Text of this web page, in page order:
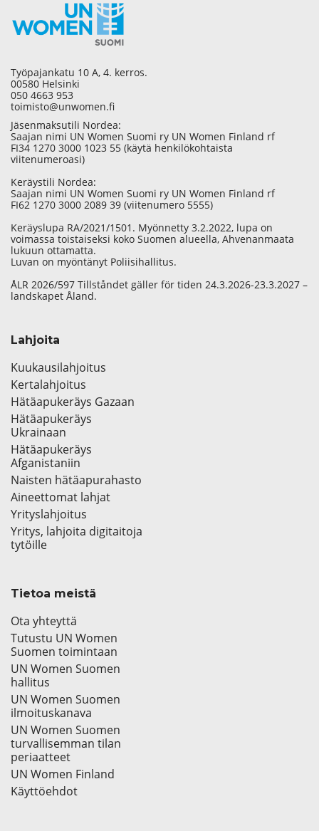
Työpajankatu 10 A, 4. kerros.
00580 Helsinki
050 4663 953
toimisto@unwomen.fi
Jäsenmaksutili Nordea:
Saajan nimi UN Women Suomi ry UN Women Finland rf
FI34 1270 3000 1023 55 (käytä henkilökohtaista
viitenumeroasi)
Keräystili Nordea:
Saajan nimi UN Women Suomi ry UN Women Finland rf
FI62 1270 3000 2089 39 (viitenumero 5555)
Keräyslupa RA/2021/1501. Myönnetty 3.2.2022, lupa on
voimassa toistaiseksi koko Suomen alueella, Ahvenanmaata
lukuun ottamatta.
Luvan on myöntänyt Poliisihallitus.
ÅLR 2026/597 Tillståndet gäller för tiden 24.3.2026-23.3.2027 –
landskapet Åland.
Lahjoita
Kuukausilahjoitus
Kertalahjoitus
Hätäapukeräys Gazaan
Hätäapukeräys
Ukrainaan
Hätäapukeräys
Afganistaniin
Naisten hätäapurahasto
Aineettomat lahjat
Yrityslahjoitus
Yritys, lahjoita digitaitoja
tytöille
Tietoa meistä
Ota yhteyttä
Tutustu UN Women
Suomen toimintaan
UN Women Suomen
hallitus
UN Women Suomen
ilmoituskanava
UN Women Suomen
turvallisemman tilan
periaatteet
UN Women Finland
Käyttöehdot